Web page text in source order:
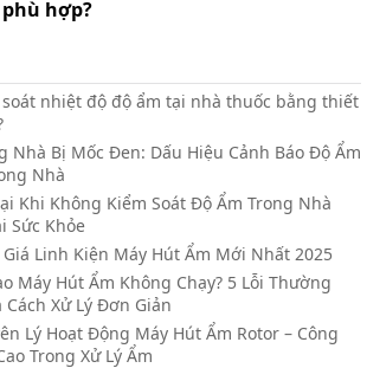
hợp?
soát nhiệt độ độ ẩm tại nhà thuốc bằng thiết
Nhà Bị Mốc Đen: Dấu Hiệu Cảnh Báo Độ Ẩm
Nhà
Khi Không Kiểm Soát Độ Ẩm Trong Nhà
Sức Khỏe
Giá Linh Kiện Máy Hút Ẩm Mới Nhất 2025
Máy Hút Ẩm Không Chạy? 5 Lỗi Thường
Cách Xử Lý Đơn Giản
Lý Hoạt Động Máy Hút Ẩm Rotor – Công
Trong Xử Lý Ẩm